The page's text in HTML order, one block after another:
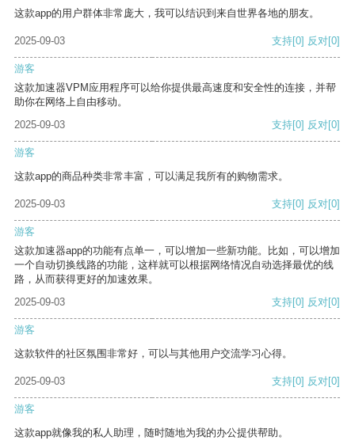
这款app的用户群体非常庞大，我可以结识到来自世界各地的朋友。
2025-09-03 支持[0] 反对[0]
游客
这款加速器VPM应用程序可以给你提供最高速度和安全性的连接，并帮
助你在网络上自由移动。
2025-09-03
支持[0] 反对[0]
游客
这款app的商品种类非常丰富，可以满足我所有的购物需求。
2025-09-03 支持[0] 反对[0]
游客
这款加速器app的功能有点单一，可以增加一些新功能。比如，可以增加
一个自动切换线路的功能，这样就可以根据网络情况自动选择最优的线
路，从而获得更好的加速效果。
2025-09-03
支持[0] 反对[0]
游客
这款软件的社区氛围非常好，可以与其他用户交流学习心得。
2025-09-03 支持[0] 反对[0]
游客
这款app就像我的私人助理，随时随地为我的办公提供帮助。